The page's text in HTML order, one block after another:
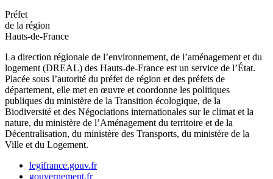
Préfet
de la région
Hauts-de-France
La direction régionale de l’environnement, de l’aménagement et du
logement (DREAL) des Hauts-de-France est un service de l’État.
Placée sous l’autorité du préfet de région et des préfets de
département, elle met en œuvre et coordonne les politiques
publiques du ministère de la Transition écologique, de la
Biodiversité et des Négociations internationales sur le climat et la
nature, du ministère de l’Aménagement du territoire et de la
Décentralisation, du ministère des Transports, du ministère de la
Ville et du Logement.
legifrance.gouv.fr
gouvernement.fr